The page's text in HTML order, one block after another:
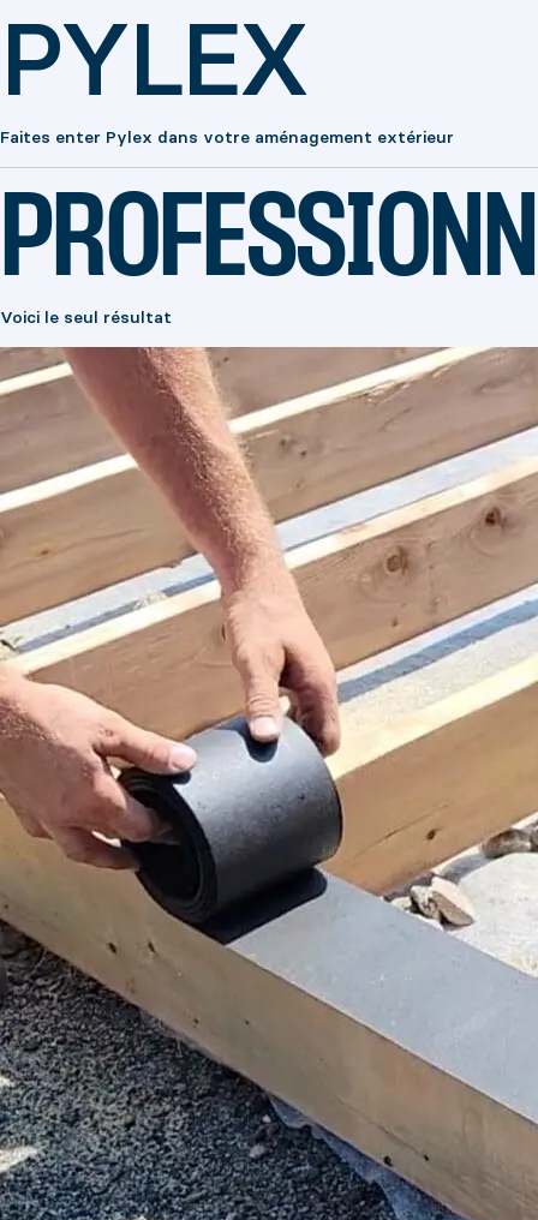
PYLEX
Faites enter Pylex dans votre aménagement extérieur
Voici le seul résultat